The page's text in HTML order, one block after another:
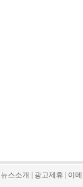
뉴스소개 광고제휴 이